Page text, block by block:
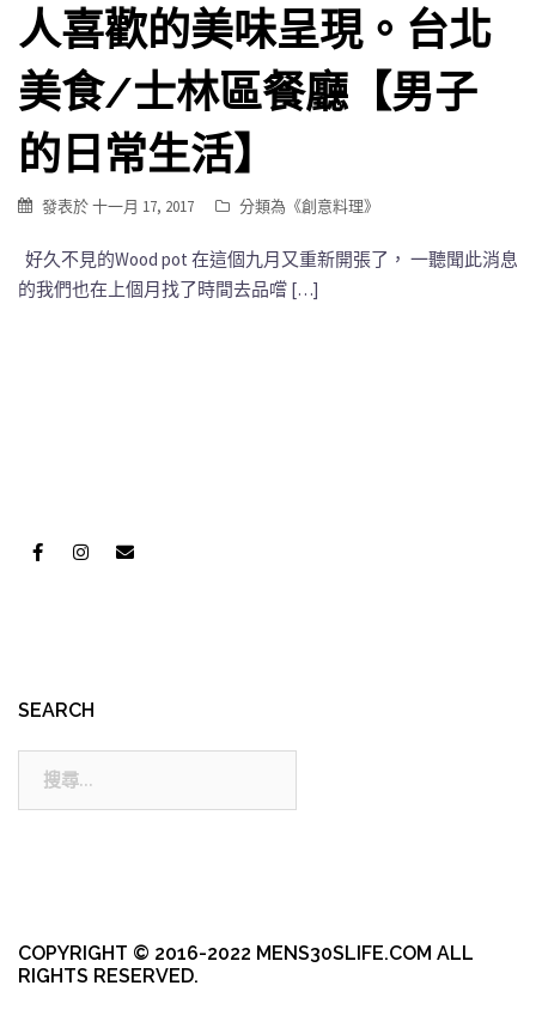
人喜歡的美味呈現。台北
美食/士林區餐廳【男子
的日常生活】
發表於十一月 17, 2017 分類為《創意料理》
好久不見的Wood pot 在這個九月又重新開張了， 一聽聞此消息
的我們也在上個月找了時間去品嚐 […]
SEARCH
COPYRIGHT © 2016-2022 MENS30SLIFE.COM ALL
RIGHTS RESERVED.